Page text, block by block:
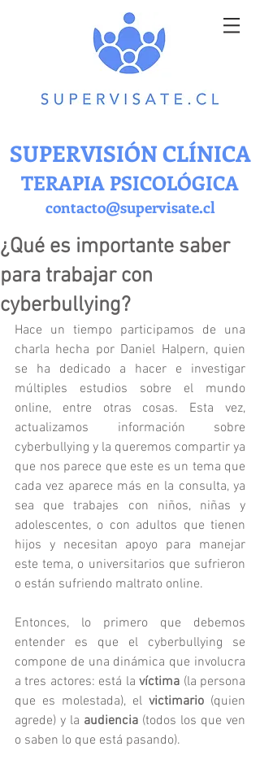
SUPERVISIÓN CLÍNICA
TERAPIA PSICOLÓGICA
contacto@supervisate.cl
¿Qué es importante saber
para trabajar con
cyberbullying?
Hace un tiempo participamos de una
charla hecha por Daniel Halpern, quien
se ha dedicado a hacer e investigar
múltiples estudios sobre el mundo
online, entre otras cosas. Esta vez,
actualizamos información sobre
cyberbullying y la queremos compartir ya
que nos parece que este es un tema que
cada vez aparece más en la consulta, ya
sea que trabajes con niños, niñas y
adolescentes, o con adultos que tienen
hijos y necesitan apoyo para manejar
este tema, o universitarios que sufrieron
o están sufriendo maltrato online.
Entonces, lo primero que debemos
entender es que el cyberbullying se
compone de una dinámica que involucra
a tres actores: está la víctima (la persona
que es molestada), el victimario (quien
agrede) y la audiencia (todos los que ven
o saben lo que está pasando).